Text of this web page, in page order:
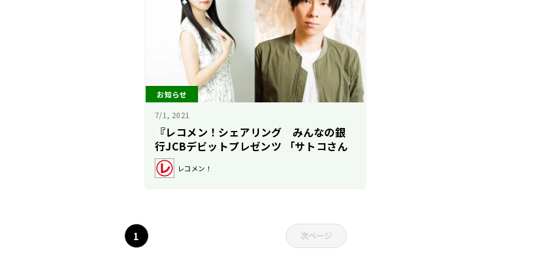
お知らせ
7/1, 2021
『レコメン！シェアリング みんなの銀
行JCBデビットプレゼンツ 「サトコさん
とミナト君と猫のノリ」』 声優・上坂す
みれ と 赤羽根健治が出演！
レコメン！
1 次ページ